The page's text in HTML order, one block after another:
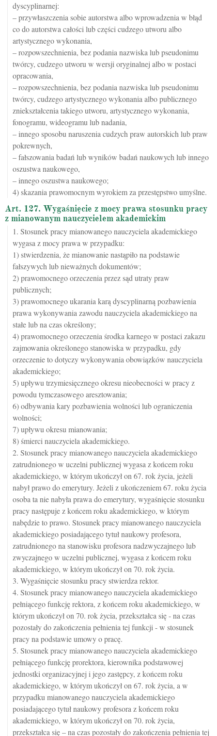
dyscyplinarnej:
– przywłaszczenia sobie autorstwa albo wprowadzenia w błąd
co do autorstwa całości lub części cudzego utworu albo
artystycznego wykonania,
– rozpowszechnienia, bez podania nazwiska lub pseudonimu
twórcy, cudzego utworu w wersji oryginalnej albo w postaci
opracowania,
– rozpowszechnienia, bez podania nazwiska lub pseudonimu
twórcy, cudzego artystycznego wykonania albo publicznego
zniekształcenia takiego utworu, artystycznego wykonania,
fonogramu, wideogramu lub nadania,
– innego sposobu naruszenia cudzych praw autorskich lub praw
pokrewnych,
– fałszowania badań lub wyników badań naukowych lub innego
oszustwa naukowego,
– innego oszustwa naukowego;
4) skazania prawomocnym wyrokiem za przestępstwo umyślne.
Art. 127. Wygaśnięcie z mocy prawa stosunku pracy
z mianowanym nauczycielem akademickim
1. Stosunek pracy mianowanego nauczyciela akademickiego
wygasa z mocy prawa w przypadku:
1) stwierdzenia, że mianowanie nastąpiło na podstawie
fałszywych lub nieważnych dokumentów;
2) prawomocnego orzeczenia przez sąd utraty praw
publicznych;
3) prawomocnego ukarania karą dyscyplinarną pozbawienia
prawa wykonywania zawodu nauczyciela akademickiego na
stałe lub na czas określony;
4) prawomocnego orzeczenia środka karnego w postaci zakazu
zajmowania określonego stanowiska w przypadku, gdy
orzeczenie to dotyczy wykonywania obowiązków nauczyciela
akademickiego;
5) upływu trzymiesięcznego okresu nieobecności w pracy z
powodu tymczasowego aresztowania;
6) odbywania kary pozbawienia wolności lub ograniczenia
wolności;
7) upływu okresu mianowania;
8) śmierci nauczyciela akademickiego.
2. Stosunek pracy mianowanego nauczyciela akademickiego
zatrudnionego w uczelni publicznej wygasa z końcem roku
akademickiego, w którym ukończył on 67. rok życia, jeżeli
nabył prawo do emerytury. Jeżeli z ukończeniem 67. roku życia
osoba ta nie nabyła prawa do emerytury, wygaśnięcie stosunku
pracy następuje z końcem roku akademickiego, w którym
nabędzie to prawo. Stosunek pracy mianowanego nauczyciela
akademickiego posiadającego tytuł naukowy profesora,
zatrudnionego na stanowisku profesora nadzwyczajnego lub
zwyczajnego w uczelni publicznej, wygasa z końcem roku
akademickiego, w którym ukończył on 70. rok życia.
3. Wygaśnięcie stosunku pracy stwierdza rektor.
4. Stosunek pracy mianowanego nauczyciela akademickiego
pełniącego funkcję rektora, z końcem roku akademickiego, w
którym ukończył on 70. rok życia, przekształca się - na czas
pozostały do zakończenia pełnienia tej funkcji - w stosunek
pracy na podstawie umowy o pracę.
5. Stosunek pracy mianowanego nauczyciela akademickiego
pełniącego funkcję prorektora, kierownika podstawowej
jednostki organizacyjnej i jego zastępcy, z końcem roku
akademickiego, w którym ukończył on 67. rok życia, a w
przypadku mianowanego nauczyciela akademickiego
posiadającego tytuł naukowy profesora z końcem roku
akademickiego, w którym ukończył on 70. rok życia,
przekształca się – na czas pozostały do zakończenia pełnienia tej